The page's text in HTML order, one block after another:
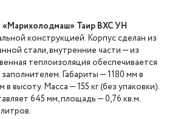
«Марихолодмаш» Таир ВХС УН
конструкцией. Корпус сделан из
стали, внутренние части — из
теплоизоляция обеспечивается
Габариты — 1180 мм в
в высоту. Масса — 155 кг (без упаковки).
645 мм, площадь — 0,76 кв.м.